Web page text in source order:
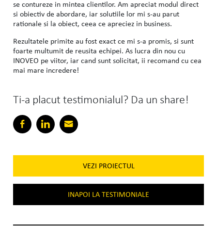
se contureze in mintea clientilor. Am apreciat modul direct
si obiectiv de abordare, iar solutiile lor mi s-au parut
rationale si la obiect, ceea ce apreciez in business.
Rezultatele primite au fost exact ce mi s-a promis, si sunt
foarte multumit de reusita echipei. As lucra din nou cu
INOVEO pe viitor, iar cand sunt solicitat, ii recomand cu cea
mai mare incredere!
Ti-a placut testimonialul? Da un share!
VEZI PROIECTUL
INAPOI LA TESTIMONIALE